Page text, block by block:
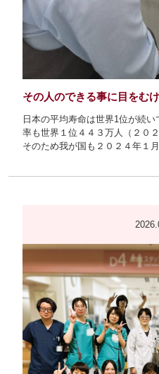
その人のできる事に目をむ
日本の平均寿命は世界1位が続
率も世界１位４４３万人（２０
そのため我が国も２０２４年１
看護継続教育
クリニカルラダーシステム
院内研修構造図
正職員（新卒・既卒）募集